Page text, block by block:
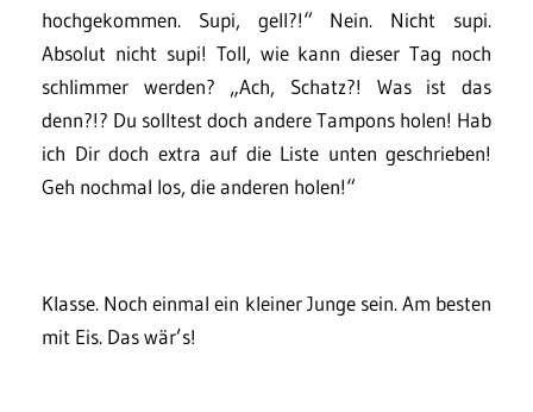
hochgekommen. Supi, gell?!“ Nein. Nicht supi.
Absolut nicht supi! Toll, wie kann dieser Tag noch
schlimmer werden? „Ach, Schatz?! Was ist das
denn?!? Du solltest doch andere Tampons holen! Hab
ich Dir doch extra auf die Liste unten geschrieben!
Geh nochmal los, die anderen holen!“
Klasse. Noch einmal ein kleiner Junge sein. Am besten
mit Eis. Das wär’s!